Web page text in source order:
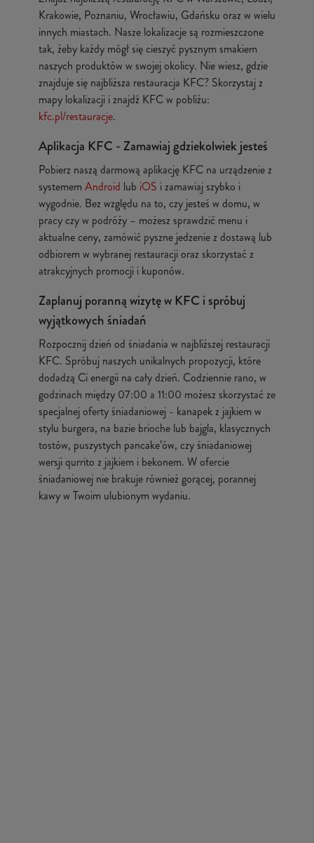
Krakowie, Poznaniu, Wrocławiu, Gdańsku oraz w wielu
innych miastach. Nasze lokalizacje są rozmieszczone
tak, żeby każdy mógł się cieszyć pysznym smakiem
naszych produktów w swojej okolicy. Nie wiesz, gdzie
znajduje się najbliższa restauracja KFC? Skorzystaj z
mapy lokalizacji i znajdź KFC w pobliżu:
kfc.pl/restauracje.
Aplikacja KFC - Zamawiaj gdziekolwiek jesteś
Pobierz naszą darmową aplikację KFC na urządzenie z
systemem Android lub iOS i zamawiaj szybko i
wygodnie. Bez względu na to, czy jesteś w domu, w
pracy czy w podróży – możesz sprawdzić menu i
aktualne ceny, zamówić pyszne jedzenie z dostawą lub
odbiorem w wybranej restauracji oraz skorzystać z
atrakcyjnych promocji i kuponów.
Zaplanuj poranną wizytę w KFC i spróbuj
wyjątkowych śniadań
Rozpocznij dzień od śniadania w najbliższej restauracji
KFC. Spróbuj naszych unikalnych propozycji, które
dodadzą Ci energii na cały dzień. Codziennie rano, w
godzinach między 07:00 a 11:00 możesz skorzystać ze
specjalnej oferty śniadaniowej - kanapek z jajkiem w
stylu burgera, na bazie brioche lub bajgla, klasycznych
tostów, puszystych pancake’ów, czy śniadaniowej
wersji qurrito z jajkiem i bekonem. W ofercie
śniadaniowej nie brakuje również gorącej, porannej
kawy w Twoim ulubionym wydaniu.